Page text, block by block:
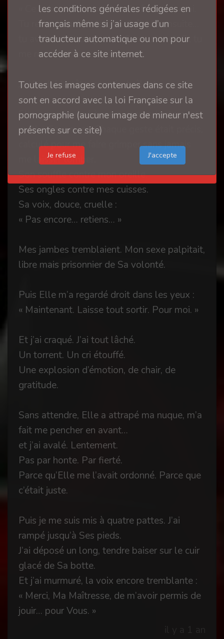
« Ce soir, tu jouis… mais tu le fais pour moi.
Tu retiens, tu écoutes, tu obéis. Et ensuite…
tu avales chaque goutte. Sans un mot. Et tu
me remercies. »
J’ai hoché la tête, soumis, brûlant.
Elle a commencé à me caresser, lentement,
méthodiquement. Chaque geste était précis,
calculé pour me faire grimper sans jamais
me laisser tomber.
Son souffle contre mon oreille.
Ses ongles contre mes cuisses.
Sa voix, douce, cruelle :
« Pas encore… retiens… »
Mes jambes tremblaient. Mon sexe palpitait,
libre mais prisonnier de Sa volonté.
Puis Elle m’a regardé droit dans les yeux :
« Maintenant. Laisse tout sortir. Pour moi. »
Et j’ai craqué. J’ai tout lâché.
Un torrent. Un cri étouffé.
Une explosion d’émotion, de chair, de
gratitude.
Sans attendre, Elle a attrapé ma nuque, m’a
fait me pencher en avant…
et j’ai avalé. Lentement.
Pas par honte. Par fierté.
Parce qu’Elle me l’avait ordonné. Parce que
c’était juste.
Puis je me suis mis à quatre pattes. J’ai
rampé jusqu’à Ses pieds.
J’ai déposé un long, tendre baiser sur le cuir
glacé de Sa botte.
Et j’ai murmuré, la voix encore tremblante :
« Merci, Ma Maîtresse, de m’avoir permis de
jouir… pour Vous. »
les conditions générales rédigées en
français même si j’ai usage d’un
traducteur automatique ou non pour
accéder à ce site internet.
Toutes les images contenues dans ce site
sont en accord avec la loi Française sur la
pornographie (aucune image de mineur n'est
présente sur ce site)
Je refuse